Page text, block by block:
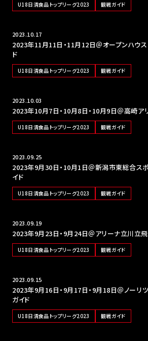
U18日清食品トップリーグ2023 観戦ガイド
2023.10.17
2023年11月11日・11月12日＠オープンハウ
ド
U18日清食品トップリーグ2023 観戦ガイド
2023.10.03
2023年10月7日・10月8日・10月9日＠高崎ア
U18日清食品トップリーグ2023 観戦ガイド
2023.09.25
2023年9月30日・10月1日＠新潟市東総合ス
イド
U18日清食品トップリーグ2023 観戦ガイド
2023.09.19
2023年9月23日・9月24日＠アリーナ立川立
U18日清食品トップリーグ2023 観戦ガイド
2023.09.15
2023年9月16日・9月17日・9月18日＠ノーリ
ガイド
U18日清食品トップリーグ2023 観戦ガイド